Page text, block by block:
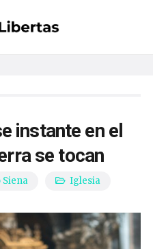
instante en el
se tocan
Siena Iglesia